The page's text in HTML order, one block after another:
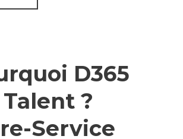
D365
?
Service